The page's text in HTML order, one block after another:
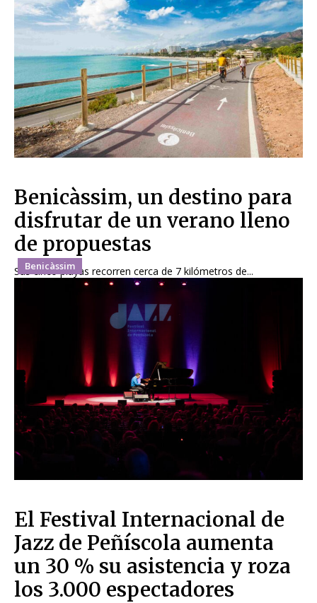
Benicàssim
Benicàssim, un destino para
disfrutar de un verano lleno
de propuestas
Sus cinco playas recorren cerca de 7 kilómetros de...
El Festival Internacional de
Jazz de Peñíscola aumenta
un 30 % su asistencia y roza
los 3.000 espectadores